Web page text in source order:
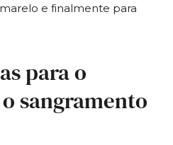
e finalmente para
para o
sangramento